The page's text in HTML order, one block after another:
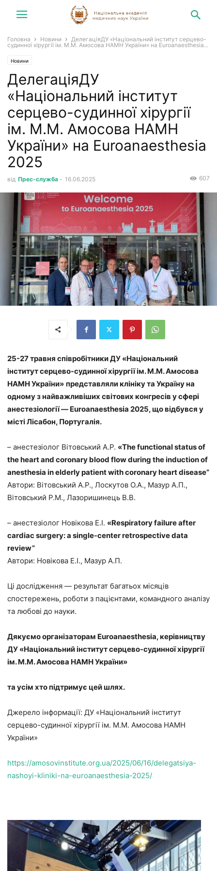
Головна Новини
ДелегаціяДУ «Національний інститут серцево-
судинної хірургії ім. М.М. Амосова НАМН України» на Euroanaesthesia...
Новини
ДелегаціяДУ
«Національний інститут
серцево-судинної хірургії
ім. М.М. Амосова НАМН
України» на Euroanaesthesia
2025
від Прес-служба - 16.06.2025 607
25-27 травня співробітникиДУ «Національний
інститут серцево-судинної хірургії ім. М.М. Амосова
НАМН України» представляли клініку та Україну на
одному з найважливіших світових конгресів у сфері
анестезіології — Euroanaesthesia 2025, що відбувся у
місті Лісабон, Португалія.
– анестезіолог Вітовський А.Р. «The functional status of
the heart and coronary blood flow during the induction of
anesthesia in elderly patient with coronary heart disease”
Автори: Вітовський А.Р., Лоскутов О.А., Мазур А.П.,
Вітовський Р.М., Лазоришинець В.В.
– анестезіолог Новікова Е.І. «Respiratory failure after
cardiac surgery: a single-center retrospective data
review”
Автори: Новікова Е.І., Мазур А.П.
Ці дослідження — результат багатьох місяців
спостережень, роботи з пацієнтами, командного аналізу
та любові до науки.
Дякуємо організаторам Euroanaesthesia, керівництву
ДУ «Національний інститут серцево-судинної хірургії
ім. М.М. Амосова НАМН України»
та усім хто підтримує цей шлях.
Джерело інформації: ДУ «Національний інститут
серцево-судинної хірургії ім. М.М. Амосова НАМН
України»
https://amosovinstitute.org.ua/2025/06/16/delegatsiya-
nashoyi-kliniki-na-euroanaesthesia-2025/